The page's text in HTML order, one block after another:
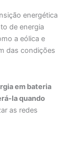
energética
de energia
a eólica e
das condições
em bateria
la quando
as redes